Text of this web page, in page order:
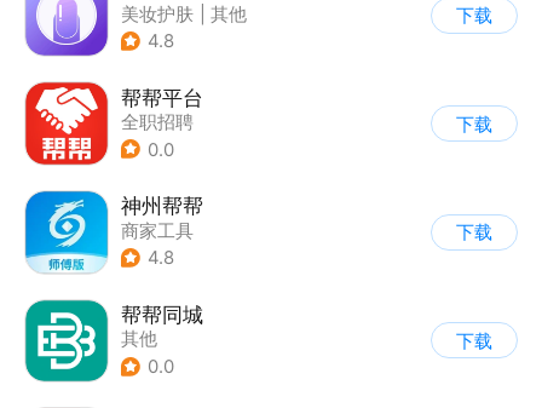
美妆护肤
其他
4.8
下载
帮帮平台
全职招聘
0.0
下载
神州帮帮
商家工具
4.8
下载
帮帮同城
其他
0.0
下载